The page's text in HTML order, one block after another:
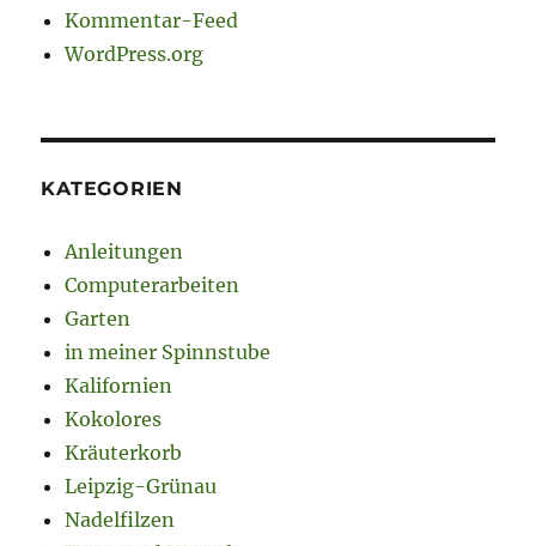
Kommentar-Feed
WordPress.org
KATEGORIEN
Anleitungen
Computerarbeiten
Garten
in meiner Spinnstube
Kalifornien
Kokolores
Kräuterkorb
Leipzig-Grünau
Nadelfilzen